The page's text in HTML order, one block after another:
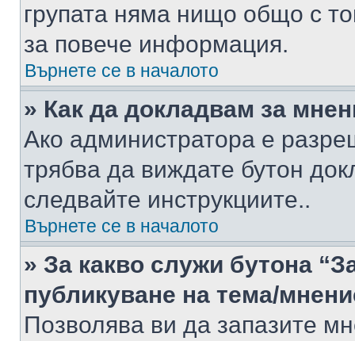
групата няма нищо общо с
за повече информация.
Върнете се в началото
» Как да докладвам за
Ако администратора е
трябва да виждате бутон
следвайте инструкциите..
Върнете се в началото
» За какво служи бутона
публикуване на тема/
Позволява ви да запазите